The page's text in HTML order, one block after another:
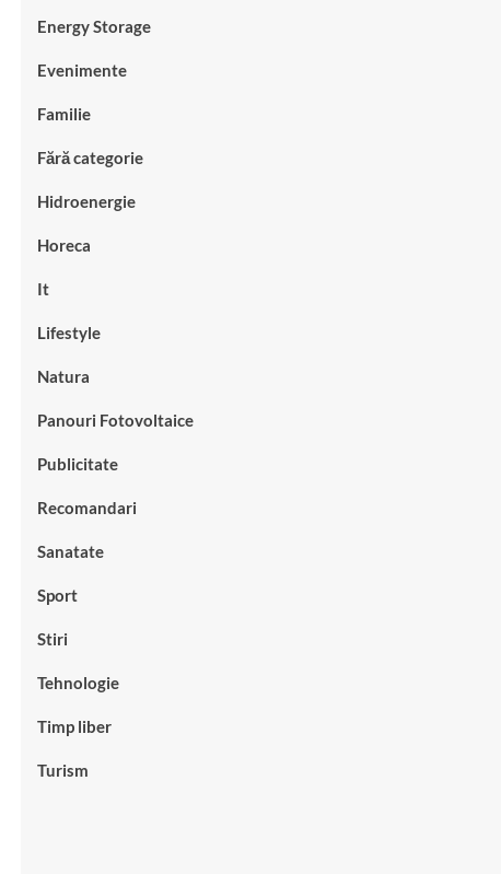
Energy Storage
Evenimente
Familie
Fără categorie
Hidroenergie
Horeca
It
Lifestyle
Natura
Panouri Fotovoltaice
Publicitate
Recomandari
Sanatate
Sport
Stiri
Tehnologie
Timp liber
Turism